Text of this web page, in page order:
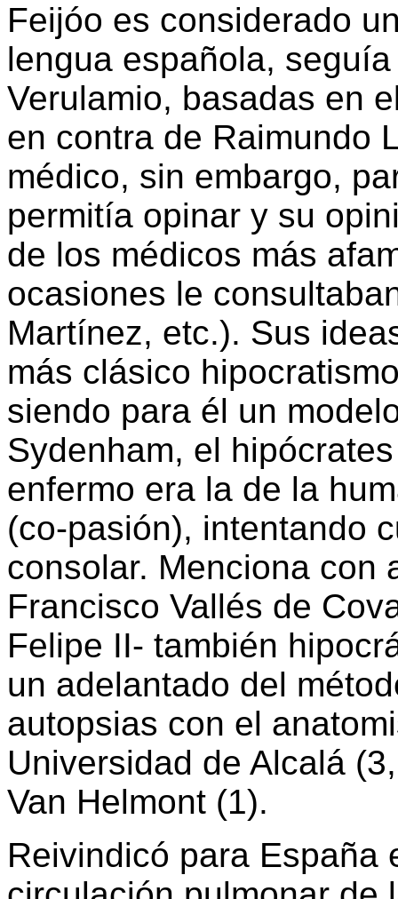
Feijóo es considerado
lengua española,
Verulamio, basadas en
en contra de Raimundo
médico, sin embargo,
permitía opinar y su
de los médicos más
ocasiones le
Martínez, etc.). Sus
más clásico
siendo para él un
Sydenham, el
enfermo era la de la
(co-pasión), intentando
consolar. Menciona con
Francisco Vallés de
Felipe II- también
un adelantado del
autopsias con el
Universidad de Alcalá
Van Helmont (1).
Reivindicó para España